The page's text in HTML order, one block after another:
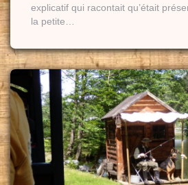
explicatif qui racontait qu’était
la petite…